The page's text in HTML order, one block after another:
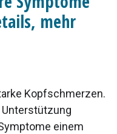
mehr
Kopfschmerzen.
Unterstützung
einem